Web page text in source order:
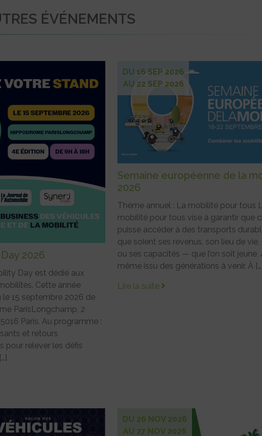
ÉVÉNEMENTS
2026
Day est dédié aux
Cette année
le 15 septembre 2026 de
ParisLongchamp, 2
Paris. Au programme :
et retours
pour relever les défis
DU 16 SEP 2026
AU 22 SEP 2026
Semaine européenne de la
2026
Thème annuel : La mobilité pour tous
mobilité pour tous vise à garantir que
puisse accéder à des transports
que soient ses revenus, son lieu de
ou ses capacités — que l’on soit jeune,
même issu des générations à venir. À […]
Lire la suite
DU 26 NOV 2026
AU 27 NOV 2026